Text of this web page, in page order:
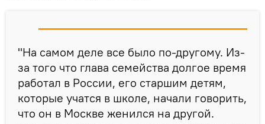
"На самом деле все было по-другому. Из-
за того что глава семейства долгое время
работал в России, его старшим детям,
которые учатся в школе, начали говорить,
что он в Москве женился на другой.